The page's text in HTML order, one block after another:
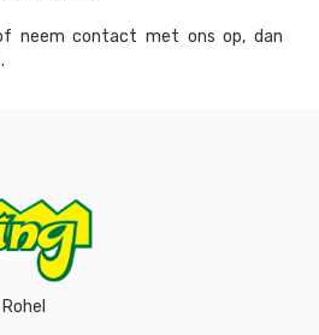
neem contact met ons op, dan